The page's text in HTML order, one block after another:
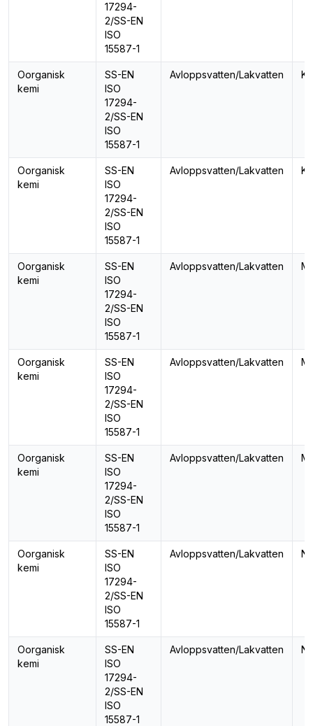
17294-
2/SS-EN
ISO
15587-1
Oorganisk
kemi
SS-EN
ISO
17294-
2/SS-EN
ISO
15587-1
Avloppsvatten/Lakvatten
Oorganisk
kemi
SS-EN
ISO
17294-
2/SS-EN
ISO
15587-1
Avloppsvatten/Lakvatten
Oorganisk
kemi
SS-EN
ISO
17294-
2/SS-EN
ISO
15587-1
Avloppsvatten/Lakvatten
Oorganisk
kemi
SS-EN
ISO
17294-
2/SS-EN
ISO
15587-1
Avloppsvatten/Lakvatten
Oorganisk
kemi
SS-EN
ISO
17294-
2/SS-EN
ISO
15587-1
Avloppsvatten/Lakvatten
Oorganisk
kemi
SS-EN
ISO
17294-
2/SS-EN
ISO
15587-1
Avloppsvatten/Lakvatten
Oorganisk
kemi
SS-EN
ISO
17294-
2/SS-EN
ISO
15587-1
Avloppsvatten/Lakvatten